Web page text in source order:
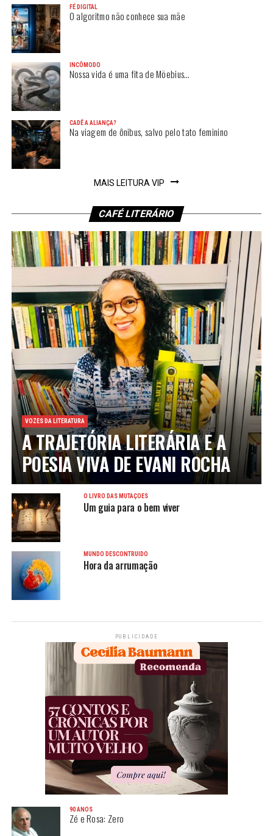
FÉ DIGITAL
O algoritmo não conhece sua mãe
INCÔMODO
Nossa vida é uma fita de Möebius…
CADÊ A ALIANÇA?
Na viagem de ônibus, salvo pelo tato feminino
MAIS LEITURA VIP
CAFÉ LITERÁRIO
VOZES DA LITERATURA
A TRAJETÓRIA LITERÁRIA E A
POESIA VIVA DE EVANI ROCHA
O LIVRO DAS MUTAÇÕES
Um guia para o bem viver
MUNDO DESCONTRUÍDO
Hora da arrumação
PUBLICIDADE
90 ANOS
Zé e Rosa: Zero